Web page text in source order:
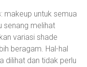
makeup untuk semua
senang melihat
variasi shade
beragam. Hal-hal
dilihat dan tidak perlu